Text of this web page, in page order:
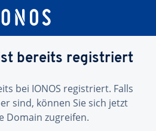
bereits registriert
bei IONOS registriert. Falls
sind, können Sie sich jetzt
Domain zugreifen.